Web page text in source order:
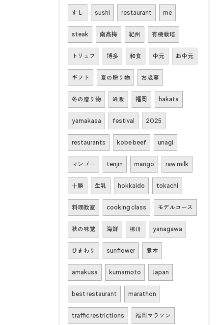
すし sushi restaurant me
steak 南高梅 紀州 有機栽培
トリュフ 博多 和食 中元 お中元
ギフト 夏の贈り物 お歳暮
冬の贈り物 通販 福岡 hakata
yamakasa festival 2025
restaurants kobe beef unagi
マンゴー tenjin mango raw milk
十勝 生乳 hokkaido tokachi
料理教室 cooking class モデルコース
秋の味覚 海鮮 柳川 yanagawa
ひまわり sunflower 熊本
amakusa kumamoto Japan
best restaurant marathon
traffic restrictions 福岡マラソン